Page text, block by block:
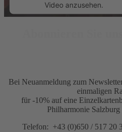
Video anzusehen.
Consent Management
&eRecht24
Bei Neuanmeldung zum
einmaligen
für -10% auf eine
Philharmonie
Telefon: +43 (0)650 / 517 20